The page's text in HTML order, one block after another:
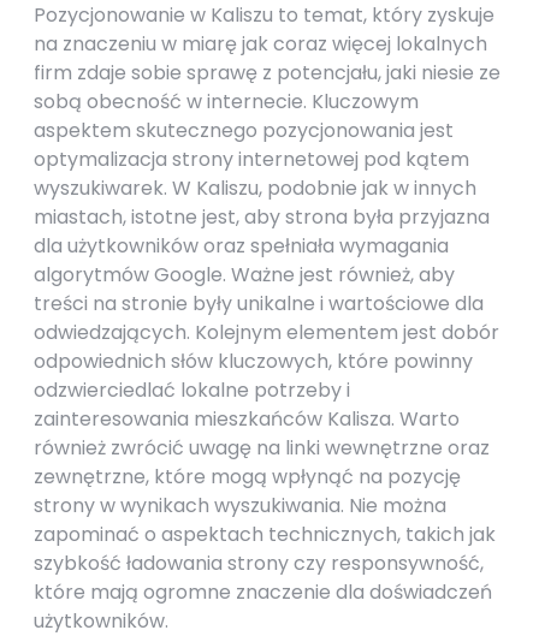
Pozycjonowanie w Kaliszu to temat, który zyskuje
na znaczeniu w miarę jak coraz więcej lokalnych
firm zdaje sobie sprawę z potencjału, jaki niesie ze
sobą obecność w internecie. Kluczowym
aspektem skutecznego pozycjonowania jest
optymalizacja strony internetowej pod kątem
wyszukiwarek. W Kaliszu, podobnie jak w innych
miastach, istotne jest, aby strona była przyjazna
dla użytkowników oraz spełniała wymagania
algorytmów Google. Ważne jest również, aby
treści na stronie były unikalne i wartościowe dla
odwiedzających. Kolejnym elementem jest dobór
odpowiednich słów kluczowych, które powinny
odzwierciedlać lokalne potrzeby i
zainteresowania mieszkańców Kalisza. Warto
również zwrócić uwagę na linki wewnętrzne oraz
zewnętrzne, które mogą wpłynąć na pozycję
strony w wynikach wyszukiwania. Nie można
zapominać o aspektach technicznych, takich jak
szybkość ładowania strony czy responsywność,
które mają ogromne znaczenie dla doświadczeń
użytkowników.